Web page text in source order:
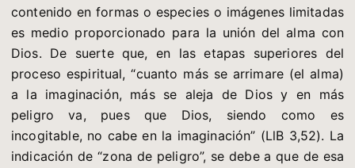
contenido en formas o especies o imágenes limitadas
es medio proporcionado para la unión del alma con
Dios. De suerte que, en las etapas superiores del
proceso espiritual, “cuanto más se arrimare (el alma)
a la imaginación, más se aleja de Dios y en más
peligro va, pues que Dios, siendo como es
incogitable, no cabe en la imaginación” (LlB 3,52). La
indicación de “zona de peligro”, se debe a que de esa